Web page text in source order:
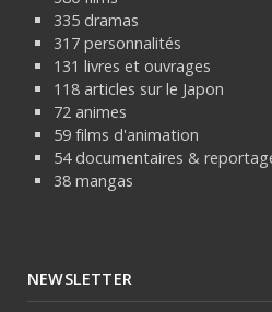
335 dramas
317 personnalités
131 livres et ouvrages
118 articles sur le Japon
72 animes
59 films d'animation
54 documentaires &
38 mangas
NEWSLETTER